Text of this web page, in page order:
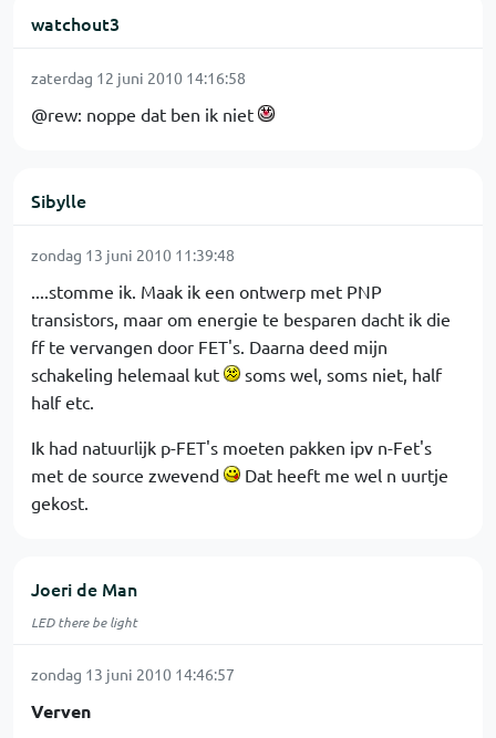
watchout3
zaterdag 12 juni 2010 14:16:58
@rew: noppe dat ben ik niet
Sibylle
zondag 13 juni 2010 11:39:48
....stomme ik. Maak ik een ontwerp met PNP
transistors, maar om energie te besparen dacht ik die
ff te vervangen door FET's. Daarna deed mijn
schakeling helemaal kut
soms wel, soms niet, half
half etc.
Ik had natuurlijk p-FET's moeten pakken ipv n-Fet's
met de source zwevend
Dat heeft me wel n uurtje
gekost.
Joeri de Man
LED there be light
zondag 13 juni 2010 14:46:57
Verven